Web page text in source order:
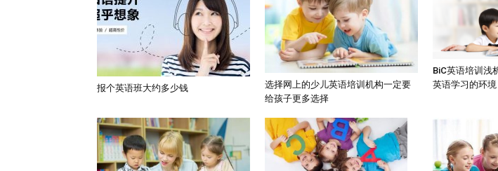
报个英语班大约多少钱
选择网上的少儿英语培训机构一定要
给孩子更多选择
BiC英语培训浅
英语学习的环境